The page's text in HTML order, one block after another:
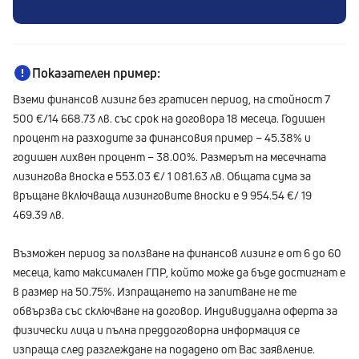
Показателен пример:
Вземи финансов лизинг без гратисен период, на стойност 7
500 €/14 668.73 лв. със срок на договора 18 месеца. Годишен
процент на разходите за финансовия пример – 45.38% и
годишен лихвен процент – 38.00%. Размерът на месечната
лизингова вноска е 553.03 €/ 1 081.63 лв. Общата сума за
връщане включваща лизинговите вноски е 9 954.54 €/ 19
469.39 лв.
Възможен период за ползване на финансов лизинг е от 6 до 60
месеца, като максимален ГПР, който може да бъде достигнат е
в размер на 50.75%. Изпращането на запитване не те
обвързва със сключване на договор. Индивидуална оферта за
физически лица и пълна преддоговорна информация се
изпраща след разглеждане на подадено от Вас заявление.